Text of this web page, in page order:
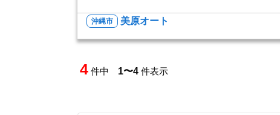
沖縄市 美原オート
4 件中 1〜4 件表示